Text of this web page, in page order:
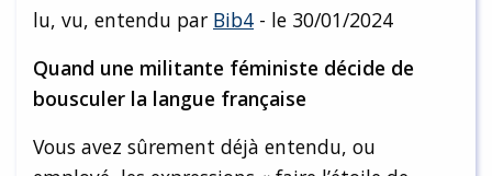
lu, vu, entendu par Bib4 - le 30/01/2024
Quand une militante féministe décide de
bousculer la langue française
Vous avez sûrement déjà entendu, ou